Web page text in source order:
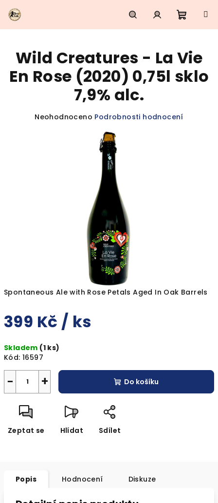
na
obsah
HledatPřihlášení
košík
Spontaneous Ale with Rose Petals Aged In Oak Barrels
399 Kč / ks
cena:
Skladem (1 ks)
Kód: 16597
+
− Do košíku
Zeptat se Hlídat Sdílet
Wild Creatures - La Vie
En Rose (2020) 0,75l sklo
7,9% alc.
Průměrné
Neohodnoceno Podrobnosti hodnocení
Popis Hodnocení Diskuze